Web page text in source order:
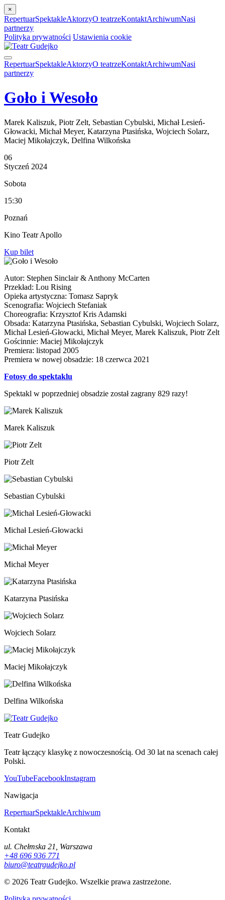
×
RepertuarSpektakleAktorzyO teatrzeKontaktArchiwumNasi
partnerzy
Polityka prywatności Ustawienia cookie
RepertuarSpektakleAktorzyO teatrzeKontaktArchiwumNasi
partnerzy
Goło i Wesoło
Marek Kaliszuk, Piotr Zelt, Sebastian Cybulski, Michał Lesień-
Głowacki, Michał Meyer, Katarzyna Ptasińska, Wojciech Solarz,
Maciej Mikołajczyk, Delfina Wilkońska
06
Styczeń 2024
Sobota
15:30
Poznań
Kino Teatr Apollo
Kup bilet
Autor: Stephen Sinclair & Anthony McCarten
Przekład: Lou Rising
Opieka artystyczna: Tomasz Sapryk
Scenografia: Wojciech Stefaniak
Choreografia: Krzysztof Kris Adamski
Obsada: Katarzyna Ptasińska, Sebastian Cybulski, Wojciech Solarz,
Michał Lesień-Głowacki, Michał Meyer, Marek Kaliszuk, Piotr Zelt
Gościnnie: Maciej Mikołajczyk
Premiera: listopad 2005
Premiera w nowej obsadzie: 18 czerwca 2021
Fotosy do spektaklu
Spektakl w poprzedniej obsadzie został zagrany 829 razy!
Marek Kaliszuk
Piotr Zelt
Sebastian Cybulski
Michał Lesień-Głowacki
Michał Meyer
Katarzyna Ptasińska
Wojciech Solarz
Maciej Mikołajczyk
Delfina Wilkońska
Teatr Gudejko
Teatr łączący klasykę z nowoczesnością. Od 30 lat na scenach całej
Polski.
YouTubeFacebookInstagram
Nawigacja
RepertuarSpektakleArchiwum
Kontakt
ul. Chełmska 21, Warszawa
+48 696 936 771
biuro@teatrgudejko.pl
© 2026 Teatr Gudejko. Wszelkie prawa zastrzeżone.